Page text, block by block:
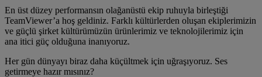
En üst düzey performansın olağanüstü ekip ruhuyla birleştiği
TeamViewer’a hoş geldiniz. Farklı kültürlerden oluşan ekiplerimizin
ve güçlü şirket kültürümüzün ürünlerimiz ve teknolojilerimiz için
ana itici güç olduğuna inanıyoruz.
Her gün dünyayı biraz daha küçültmek için uğraşıyoruz. Ses
getirmeye hazır mısınız?